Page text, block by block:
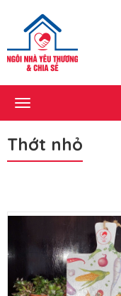
Toggle
navigation
Thớt nhỏ